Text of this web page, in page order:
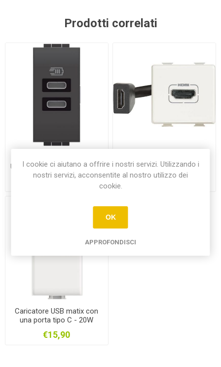
Prodotti correlati
USB TIPO C BTICINO LIVING
ANTRACITE
€23,20
HDMI 2.0 preconnesso
€18,50
Caricatore USB matix con
una porta tipo C - 20W
€15,90
I cookie ci aiutano a offrire i nostri servizi. Utilizzando i
nostri servizi, acconsentite al nostro utilizzo dei
cookie.
OK
APPROFONDISCI